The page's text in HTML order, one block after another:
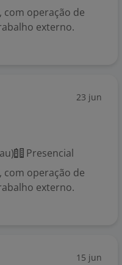
com operação de
externo.
23 jun
Presencial
com operação de
externo.
15 jun